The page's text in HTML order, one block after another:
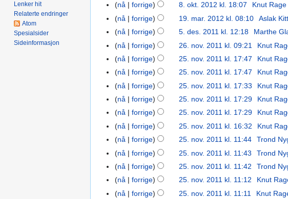
g
e
n
r
e
i
g
e
r
i
g
s
f
o
r
8.
okt.
2012
nå forrige 8. okt. 2012 kl. 18:07 Knut Rage
19.
mar.
2012
nå forrige 19. mar. 2012 kl. 08:10 Aslak
5.
des.
2011
nå forrige 5. des. 2011 kl. 12:18 Marthe
26.
nov.
2011
nå forrige 26. nov. 2011 kl. 09:21 Knut
25.
nov.
2011
nå forrige 25. nov. 2011 kl. 17:47 Knut
nå
forrige 25. nov. 2011 kl. 17:47 Knut
nå
forrige 25. nov. 2011 kl. 17:33 Knut
nå
forrige 25. nov. 2011 kl. 17:29 Knut
nå
forrige 25. nov. 2011 kl. 17:29 Knut
nå
forrige 25. nov. 2011 kl. 16:32 Knut
I
g
e
n
r
nå forrige 25. nov. 2011 kl. 11:44 Trond
nå
forrige 25. nov. 2011 kl. 11:43 Trond
nå
forrige 25. nov. 2011 kl. 11:42 Trond
nå
forrige 25. nov. 2011 kl. 11:12 Knut
Inå forrige 25. nov. 2011 kl. 11:11 Knut
Lenker hit
Relaterte endringer
Atom
Spesialsider
Sideinformasjon